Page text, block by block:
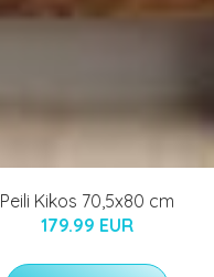
Peili Kikos 70,5x80 cm
179.99 EUR